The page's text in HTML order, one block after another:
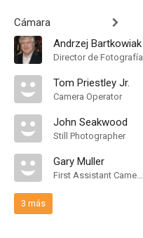
Cámara
Andrzej Bartkowiak
Director de Fotografía
Tom Priestley Jr.
Camera Operator
John Seakwood
Still Photographer
Gary Muller
First Assistant Camera
3 más